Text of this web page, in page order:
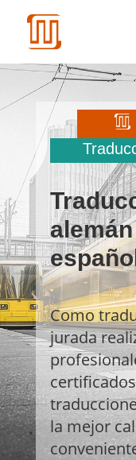
Como
jurada
la mejor